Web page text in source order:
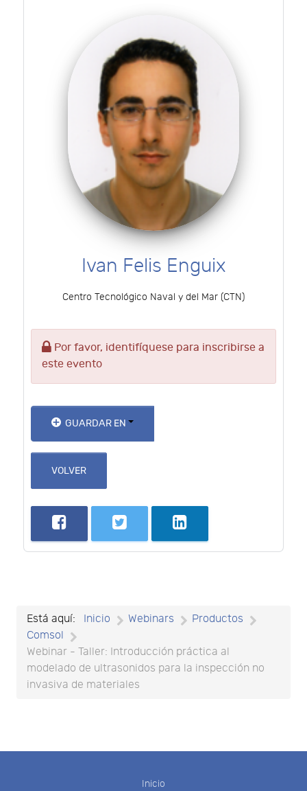
Ivan Felis Enguix
Centro Tecnológico Naval y del Mar (CTN)
Por favor, identifíquese para inscribirse a
este evento
GUARDAR EN
VOLVER
Está aquí: Inicio Webinars
Productos
Comsol
Webinar - Taller: Introducción práctica al
modelado de ultrasonidos para la inspección no
invasiva de materiales
Inicio